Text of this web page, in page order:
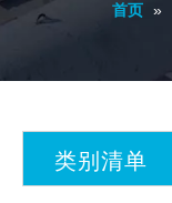
首页 »
类别清单